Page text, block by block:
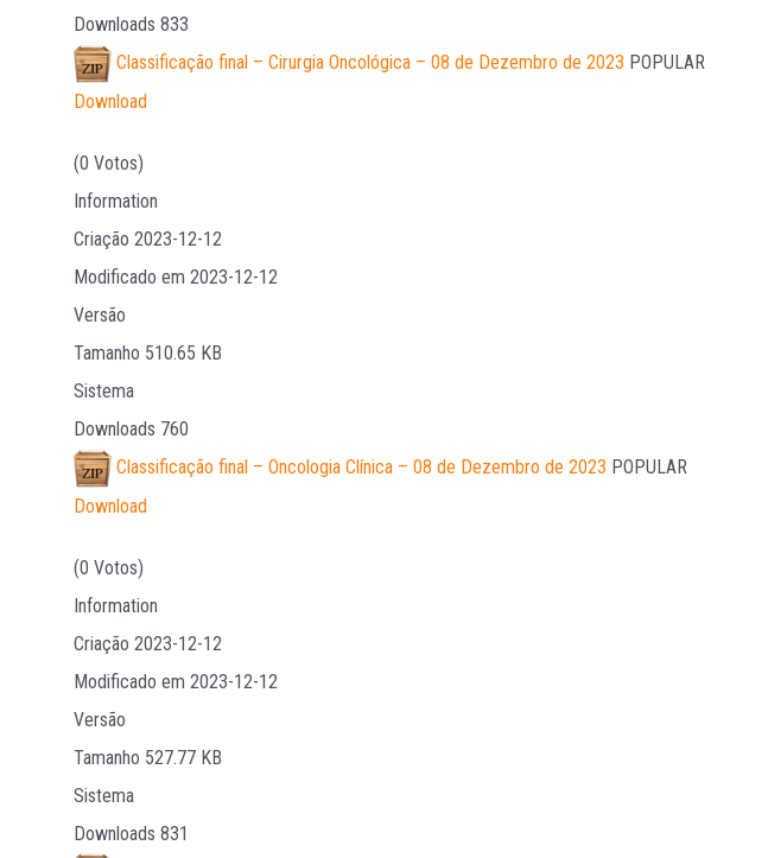
Downloads 833
Classificação final – Cirurgia Oncológica – 08 de Dezembro de 2023 POPULAR
Download
(0 Votos)
Information
Criação 2023-12-12
Modificado em 2023-12-12
Versão
Tamanho 510.65 KB
Sistema
Downloads 760
Classificação final – Oncologia Clínica – 08 de Dezembro de 2023 POPULAR
Download
(0 Votos)
Information
Criação 2023-12-12
Modificado em 2023-12-12
Versão
Tamanho 527.77 KB
Sistema
Downloads 831